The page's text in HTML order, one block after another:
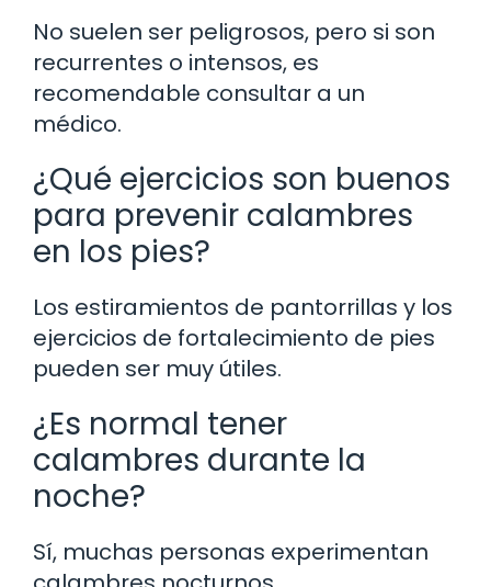
No suelen ser peligrosos, pero si son
recurrentes o intensos, es
recomendable consultar a un
médico.
¿Qué ejercicios son buenos
para prevenir calambres
en los pies?
Los estiramientos de pantorrillas y los
ejercicios de fortalecimiento de pies
pueden ser muy útiles.
¿Es normal tener
calambres durante la
noche?
Sí, muchas personas experimentan